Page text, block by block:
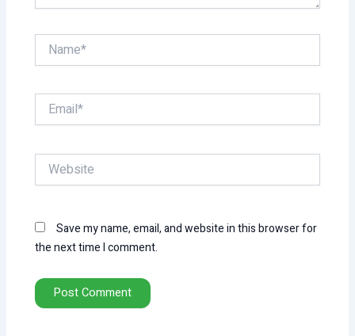
Name*
Email*
Website
Save my name, email, and website in this browser for
the next time I comment.